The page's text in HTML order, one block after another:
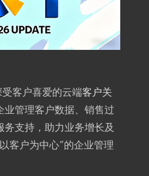
受客户喜爱的云端客户关
业管理客户数据、销售过
支持，助力业务增长及
客户为中心”的企业管理